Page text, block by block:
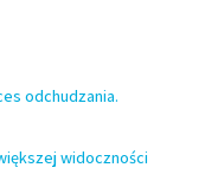
odchudzania.
widoczności